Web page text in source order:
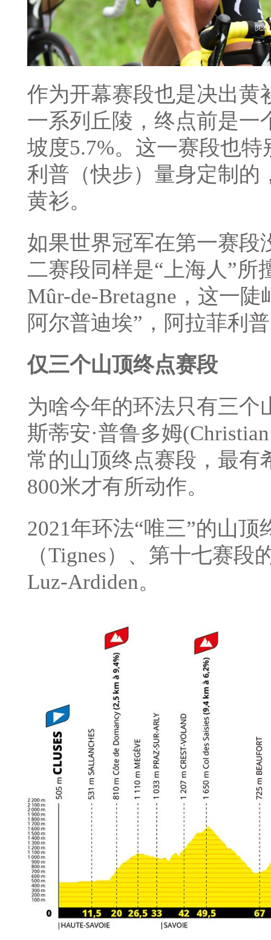
作为开幕赛段也是决出黄
一系列丘陵，终点前是一
坡度5.7%。这一赛段也
利普（快步）量身定制的
黄衫。
如果世界冠军在第一赛段
二赛段同样是“上海人”所
Mûr-de-Bretagne，这一
阿尔普迪埃”，阿拉菲利
仅三个山顶终点赛段
为啥今年的环法只有三个
斯蒂安·普鲁多姆
常的山顶终点赛段，最有
800米才有所动作。
2021年环法“唯三”的山
（Tignes）、第十七赛段
Luz-Ardiden。